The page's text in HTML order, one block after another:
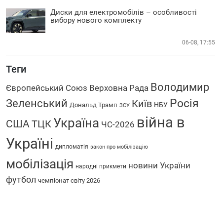
Диски для електромобілів – особливості
вибору нового комплекту
06-08, 17:55
Теги
Європейський Союз Верховна Рада Володимир
Зеленський Дональд Трамп ЗСУ Київ НБУ Росія
СШАТЦК Україна ЧС-2026 війна в
Україні дипломатія закон про мобілізацію
мобілізація народні прикмети новини України
футбол чемпіонат світу 2026